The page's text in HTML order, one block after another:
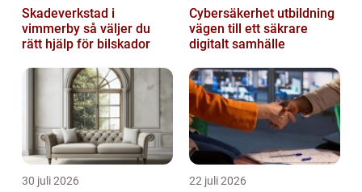
Skadeverkstad i
vimmerby så väljer du
rätt hjälp för bilskador
Cybersäkerhet utbildning
vägen till ett säkrare
digitalt samhälle
30 juli 2026 22 juli 2026